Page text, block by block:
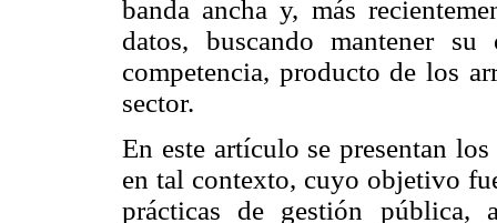
banda ancha y, más
datos, buscando mantener
competencia, producto de los
sector.
En este artículo se presentan
en tal contexto, cuyo objetivo
prácticas de gestión pública,